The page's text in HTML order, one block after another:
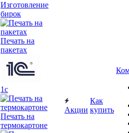
Изготовление
бирок
Печать на
пакетах
1c
Печать на
термокартоне
Акции
Как
купить